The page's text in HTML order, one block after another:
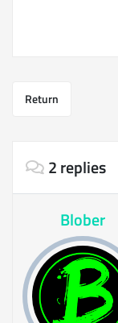
Return
2 replies
Blober